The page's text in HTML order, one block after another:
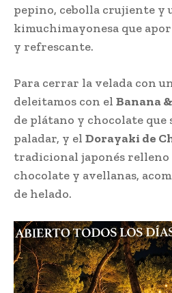
pepino, cebolla crujiente y
kimuchimayonesa que
y refrescante.
Para cerrar la velada con
deleitamos con el Banana
de plátano y chocolate que
paladar, y el Dorayaki de
tradicional japonés relleno
chocolate y avellanas,
de helado.